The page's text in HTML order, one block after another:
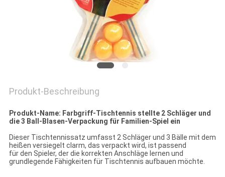
Produkt-Beschreibung
Produkt-Name: Farbgriff-Tischtennis stellte 2 Schläger und
die 3 Ball-Blasen-Verpackung für Familien-Spiel ein
Dieser Tischtennissatz umfasst 2 Schläger und 3 Bälle mit dem
heißen versiegelt clarm, das verpackt wird, ist passend
für den Spieler, der die korrekten Anschläge lernen und
grundlegende Fähigkeiten für Tischtennis aufbauen möchte.